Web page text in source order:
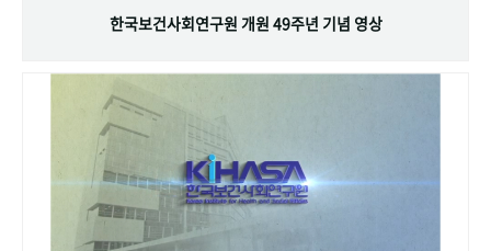
VR 역사관
한국보건사회연구원 개원 49주년 기념 영상